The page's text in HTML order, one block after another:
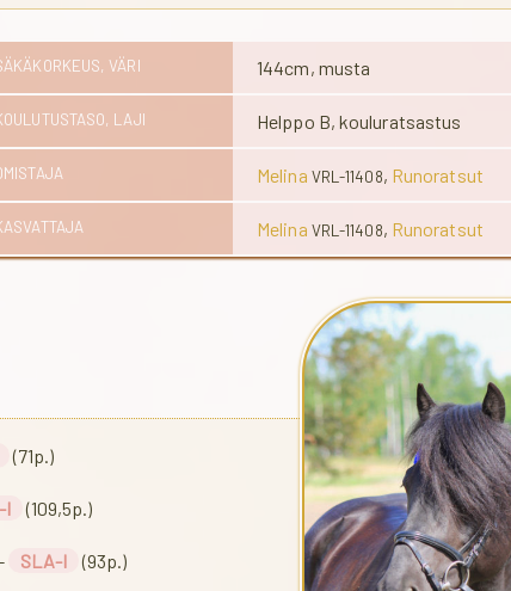
VÄRI 144cm, musta
LAJI Helppo B, kouluratsastus
Melina VRL-11408, Runoratsut
Melina VRL-11408, Runoratsut
(71p.)
I (109,5p.)
SLA-I (93p.)